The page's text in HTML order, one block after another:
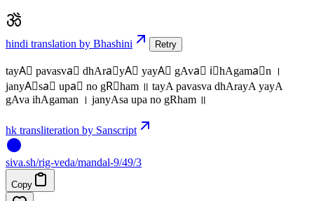
hindi translation by Bhashini Retry
tayA॑ pavasva॒ dhAra॑yA॒ yayA॒ gAva॑ i॒hAgama॑n ।
janyA॑sa॒ upa॑ no gR॒ham ॥ tayA pavasva dhArayA yayA
gAva ihAgaman । janyAsa upa no gRham ॥
hk transliteration by Sanscript
siva.sh/rig-veda/mandal-9/49/3
Copy